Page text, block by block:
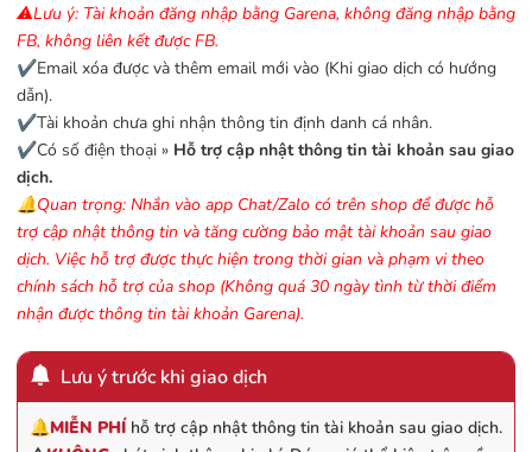
⚠️Lưu ý: Tài khoản đăng nhập bằng Garena, không đăng nhập bằng
FB, không liên kết được FB.
✔️Email xóa được và thêm email mới vào (Khi giao dịch có hướng
dẫn).
✔️Tài khoản chưa ghi nhận thông tin định danh cá nhân.
✔️Có số điện thoại » Hỗ trợ cập nhật thông tin tài khoản sau giao
dịch.
🔔Quan trọng: Nhắn vào app Chat/Zalo có trên shop để được hỗ
trợ cập nhật thông tin và tăng cường bảo mật tài khoản sau giao
dịch. Việc hỗ trợ được thực hiện trong thời gian và phạm vi theo
chính sách hỗ trợ của shop (Không quá 30 ngày tình từ thời điểm
nhận được thông tin tài khoản Garena).
Lưu ý trước khi giao dịch
🔔MIỄN PHÍ hỗ trợ cập nhật thông tin tài khoản sau giao dịch.